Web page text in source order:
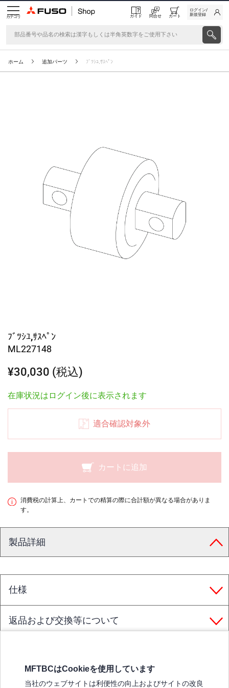
カテゴリ ガイド 問合せ カート
ログイン/
新規登録
ホーム 追加パーツ ﾌﾞﾂｼﾕ,ｻｽﾍﾟﾝ
ﾌﾞﾂｼﾕ,ｻｽﾍﾟﾝ
ML227148
¥30,030 (税込)
在庫状況はログイン後に表示されます
適合確認対象外
カートに追加
消費税の計算上、カートでの精算の際に合計額が異なる場合がありま
す。
製品詳細
仕様
返品および交換等について
MFTBCはCookieを使用しています
当社のウェブサイトは利便性の向上およびサイトの改良